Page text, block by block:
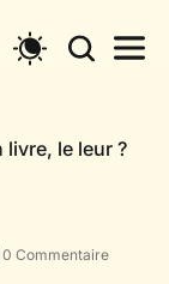
livre, le leur ?
0 Commentaire